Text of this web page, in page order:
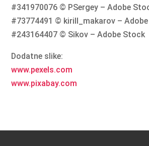
#341970076 © PSergey – Adobe
#73774491 © kirill_makarov –
#243164407 © Sikov – Adobe Stock
Dodatne slike:
www.pexels.com
www.pixabay.com